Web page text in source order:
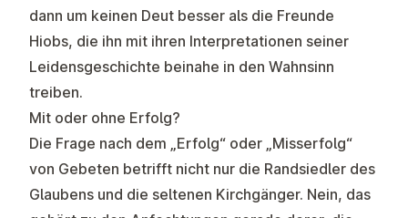
dann um keinen Deut besser als die Freunde
Hiobs, die ihn mit ihren Interpretationen seiner
Leidensgeschichte beinahe in den Wahnsinn
treiben.
Mit oder ohne Erfolg?
Die Frage nach dem „Erfolg“ oder „Misserfolg“
von Gebeten betrifft nicht nur die Randsiedler des
Glaubens und die seltenen Kirchgänger. Nein, das